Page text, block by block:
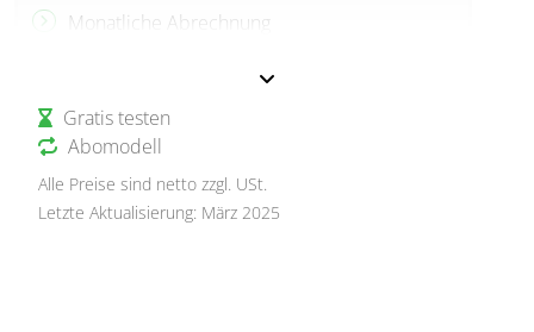
Monatliche Abrechnung
Gratis testen
Abomodell
Alle Preise sind netto zzgl. USt.
Letzte Aktualisierung: März 2025